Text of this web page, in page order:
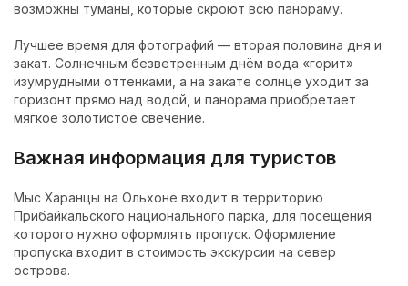
возможны туманы, которые скроют всю панораму.
Лучшее время для фотографий — вторая половина дня и
закат. Солнечным безветренным днём вода «горит»
изумрудными оттенками, а на закате солнце уходит за
горизонт прямо над водой, и панорама приобретает
мягкое золотистое свечение.
Важная информация для туристов
Мыс Харанцы на Ольхоне входит в территорию
Прибайкальского национального парка, для посещения
которого нужно оформлять пропуск. Оформление
пропуска входит в стоимость экскурсии на север
острова.